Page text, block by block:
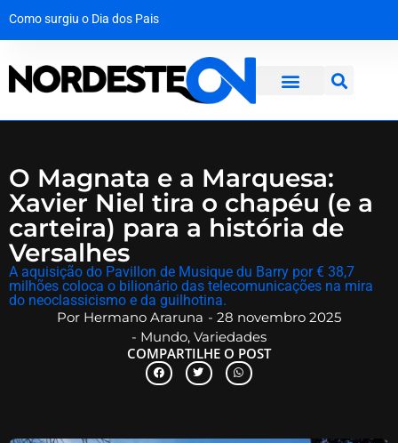
Como surgiu o Dia dos Pais
O Magnata e a Marquesa:
Xavier Niel tira o chapéu (e a
carteira) para a história de
Versalhes
​A aquisição do Pavillon de Musique du Barry por € 38,7
milhões coloca o bilionário das telecomunicações na mira
do neoclassicismo e da guilhotina.
Por Hermano Araruna - 28 novembro 2025
- Mundo, Variedades
COMPARTILHE O POST